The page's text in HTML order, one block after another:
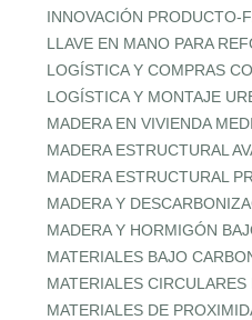
INNOVACIÓN PRODUCTO-
LLAVE EN MANO PARA
LOGÍSTICA Y COMPRAS
LOGÍSTICA Y MONTAJE
MADERA EN VIVIENDA
MADERA ESTRUCTURAL
MADERA ESTRUCTURAL
MADERA Y
MADERA Y HORMIGÓN
MATERIALES BAJO
MATERIALES CIRCULARES
MATERIALES DE